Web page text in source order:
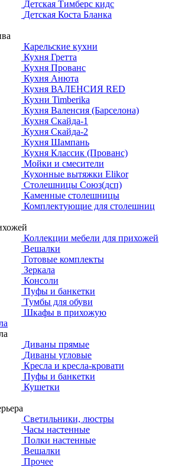
Детская Тимберс кидс
Детская Коста Бланка
Карельские кухни
Кухня Гретта
Кухня Прованс
Кухня Анюта
Кухня ВАЛЕНСИЯ RED
Кухни Timberika
Кухня Валенсия (Барселона)
Кухня Скайда-1
Кухня Скайда-2
Кухня Шампань
Кухня Классик (Прованс)
Мойки и смесители
Кухонные вытяжки Elikor
Столешницы Союз(дсп)
Каменные столешницы
Комплектующие для столешниц
Коллекции мебели для прихожей
Вешалки
Готовые комплекты
Зеркала
Консоли
Пуфы и банкетки
Тумбы для обуви
Шкафы в прихожую
Диваны прямые
Диваны угловые
Кресла и кресла-кровати
Пуфы и банкетки
Кушетки
Светильники, люстры
Часы настенные
Полки настенные
Вешалки
Прочее